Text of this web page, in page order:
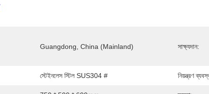
Guangdong, China (Mainland) সাক্ষ্যদান:
স্টেইনলেস স্টিল SUS304 # নিয়ন্ত্রণ